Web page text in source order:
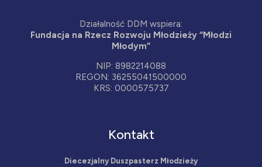
Działalność DDM wspiera:
Fundacja na Rzecz Rozwoju Młodzieży “Młodzi
Młodym”
NIP: 8982214088
REGON: 36255041500000
KRS: 0000575737
Kontakt
Diecezjalny Duszpasterz Młodzieży